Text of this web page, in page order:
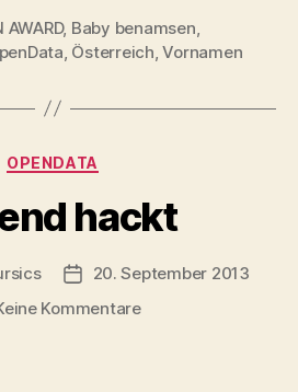
AWARD, Baby benamsen
Österreich ,Vornamen
Kategorien
OPENDATA
hackt
Veröffentlichungsdatum
20. September 2013
Kommentarezu